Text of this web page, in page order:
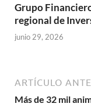
Grupo
regional de
junio 29, 2026
ARTÍCULO
Más de 32 mil